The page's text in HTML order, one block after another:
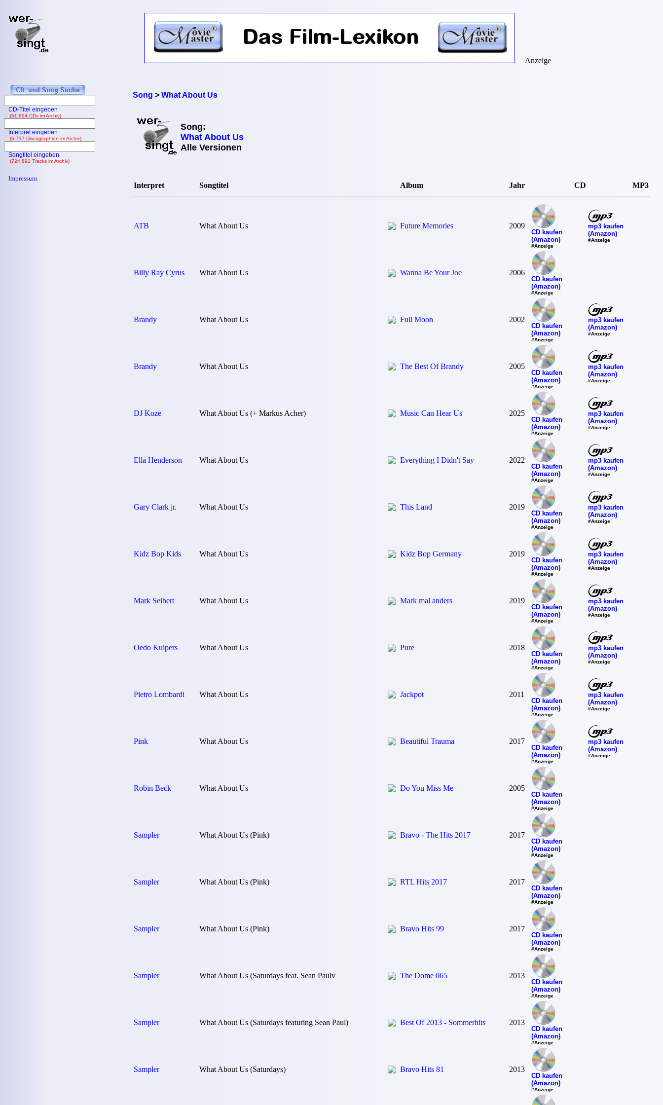
Song > What About Us
Song:
What About Us
Alle Versionen
Interpret Songtitel Album Jahr CD MP3
ATB What About Us Future Memories 2009
CD kaufen
(Amazon)
#Anzeige
mp3 kaufen
(Amazon)
#Anzeige
Billy Ray Cyrus What About Us Wanna Be Your Joe 2006
CD kaufen
(Amazon)
#Anzeige
Brandy What About Us Full Moon 2002
CD kaufen
(Amazon)
#Anzeige
mp3 kaufen
(Amazon)
#Anzeige
Brandy What About Us The Best Of Brandy 2005
CD kaufen
(Amazon)
#Anzeige
mp3 kaufen
(Amazon)
#Anzeige
DJ Koze What About Us (+ Markus Acher) Music Can Hear Us 2025
CD kaufen
(Amazon)
#Anzeige
mp3 kaufen
(Amazon)
#Anzeige
Ella Henderson What About Us Everything I Didn't Say 2022
CD kaufen
(Amazon)
#Anzeige
mp3 kaufen
(Amazon)
#Anzeige
Gary Clark jr. What About Us This Land 2019
CD kaufen
(Amazon)
#Anzeige
mp3 kaufen
(Amazon)
#Anzeige
Kidz Bop Kids What About Us Kidz Bop Germany 2019
CD kaufen
(Amazon)
#Anzeige
mp3 kaufen
(Amazon)
#Anzeige
Mark Seibert What About Us Mark mal anders 2019
CD kaufen
(Amazon)
#Anzeige
mp3 kaufen
(Amazon)
#Anzeige
Oedo Kuipers What About Us Pure 2018
CD kaufen
(Amazon)
#Anzeige
mp3 kaufen
(Amazon)
#Anzeige
Pietro Lombardi What About Us Jackpot 2011
CD kaufen
(Amazon)
#Anzeige
mp3 kaufen
(Amazon)
#Anzeige
Pink What About Us Beautiful Trauma 2017
CD kaufen
(Amazon)
#Anzeige
mp3 kaufen
(Amazon)
#Anzeige
Robin Beck What About Us Do You Miss Me 2005
CD kaufen
(Amazon)
#Anzeige
Sampler What About Us (Pink) Bravo - The Hits 2017 2017
CD kaufen
(Amazon)
#Anzeige
Sampler What About Us (Pink) RTL Hits 2017 2017
CD kaufen
(Amazon)
#Anzeige
Sampler What About Us (Pink) Bravo Hits 99 2017
CD kaufen
(Amazon)
#Anzeige
Sampler What About Us (Saturdays feat. Sean Paulv The Dome 065 2013
CD kaufen
(Amazon)
#Anzeige
Sampler What About Us (Saturdays featuring Sean Paul) Best Of 2013 - Sommerhits 2013
CD kaufen
(Amazon)
#Anzeige
Sampler What About Us (Saturdays) Bravo Hits 81 2013
CD kaufen
(Amazon)
#Anzeige
Anzeige
CD-Titel eingeben
(51.694 CDs im Archiv)
Interpret eingeben
(6.717 Discographien im Archiv)
Songtitel eingeben
(724.891 Tracks im Archiv)
Impressum